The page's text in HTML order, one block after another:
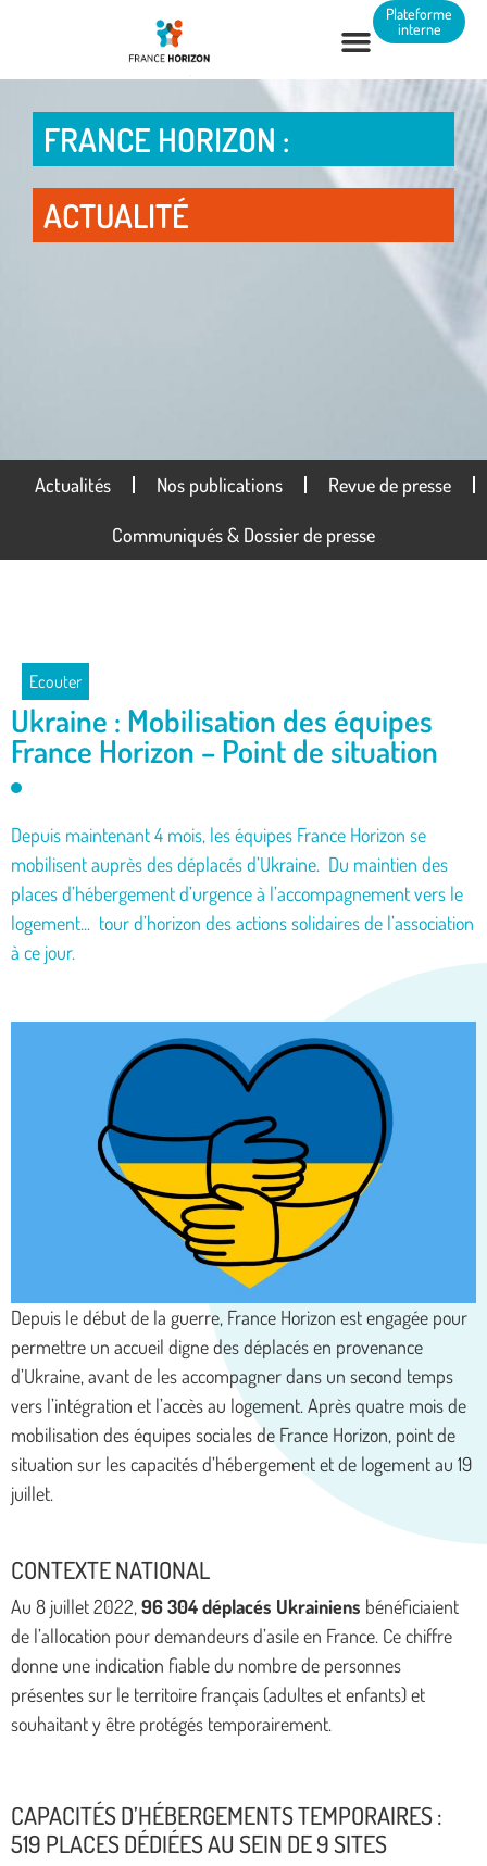
Plateforme
interne
FRANCE HORIZON :
ACTUALITÉ
Actualités Nos publications Revue de presse
Communiqués & Dossier de presse
Ecouter
Ukraine : Mobilisation des équipes
France Horizon – Point de situation
Depuis maintenant 4 mois, les équipes France Horizon se
mobilisent auprès des déplacés d’Ukraine. Du maintien des
places d’hébergement d’urgence à l’accompagnement vers le
logement... tour d’horizon des actions solidaires de l’association
à ce jour.
Depuis le début de la guerre, France Horizon est engagée pour
permettre un accueil digne des déplacés en provenance
d’Ukraine, avant de les accompagner dans un second temps
vers l’intégration et l’accès au logement. Après quatre mois de
mobilisation des équipes sociales de France Horizon, point de
situation sur les capacités d’hébergement et de logement au 19
juillet.
CONTEXTE NATIONAL
Au 8 juillet 2022, 96 304 déplacés Ukrainiens bénéficiaient
de l’allocation pour demandeurs d’asile en France. Ce chiffre
donne une indication fiable du nombre de personnes
présentes sur le territoire français (adultes et enfants) et
souhaitant y être protégés temporairement.
CAPACITÉS D’HÉBERGEMENTS TEMPORAIRES :
519 PLACES DÉDIÉES AU SEIN DE 9 SITES